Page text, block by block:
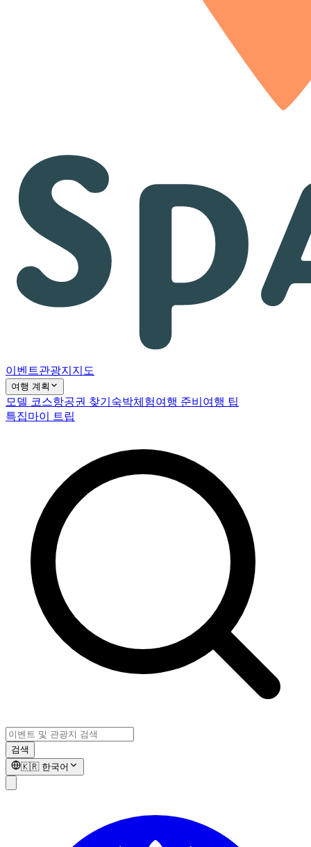
이벤트관광지 지도
여행 계획
모델 코스항공권 찾기 숙박체험여행 준비 여행 팁
특집마이 트립
검색
🇰🇷 한국어